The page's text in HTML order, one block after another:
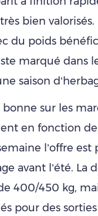
bien
du poids
marqué dans
saison
bonne sur les
en fonction
l’offre est
avant l’été.
400/450 kg,
pour des sorties